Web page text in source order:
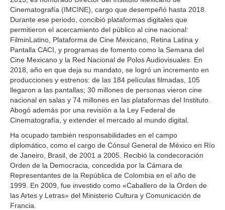
Cinematografía (IMCINE), cargo que desempeñó hasta 2018.
Durante ese periodo, concibió plataformas digitales que
permitieron el acercamiento del público al cine nacional:
FilminLatino, Plataforma de Cine Mexicano, Retina Latina y
Pantalla CACI, y programas de fomento como la Semana del
Cine Mexicano y la Red Nacional de Polos Audiovisuales. En
2018, año en que deja su mandato, se logró un incremento en
producciones y estrenos: de las 184 películas filmadas, 105
llegaron a las pantallas; 30 millones de personas vieron cine
nacional en salas y 74 millones en las plataformas del Instituto.
Abogó además por una revisión a la Ley Federal de
Cinematografía, y extender el mercado al mundo digital.
Ha ocupado también responsabilidades en el campo
diplomático, como el cargo de Cónsul General de México en Río
de Janeiro, Brasil, de 2001 a 2005. Recibió la condecoración
Orden de la Democracia, concedida por la Cámara de
Representantes de la República de Colombia en el año de
1999. En 2009, fue investido como «Caballero de la Orden de
las Artes y Letras» del Ministerio Cultura y Comunicación de
Francia.